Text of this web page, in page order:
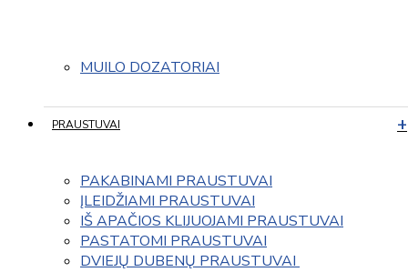
MUILO DOZATORIAI
PRAUSTUVAI
PAKABINAMI PRAUSTUVAI
ĮLEIDŽIAMI PRAUSTUVAI
IŠ APAČIOS KLIJUOJAMI PRAUSTUVAI
PASTATOMI PRAUSTUVAI
DVIEJŲ DUBENŲ PRAUSTUVAI